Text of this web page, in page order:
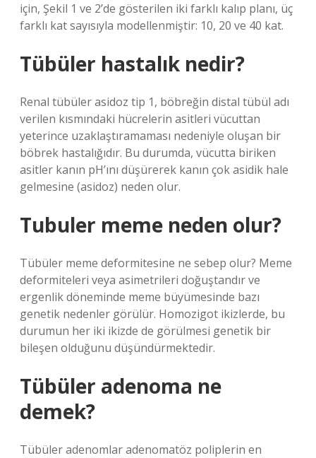
için, Şekil 1 ve 2’de gösterilen iki farklı kalıp planı, üç
farklı kat sayısıyla modellenmiştir: 10, 20 ve 40 kat.
Tübüler hastalık nedir?
Renal tübüler asidoz tip 1, böbreğin distal tübül adı
verilen kısmındaki hücrelerin asitleri vücuttan
yeterince uzaklaştıramaması nedeniyle oluşan bir
böbrek hastalığıdır. Bu durumda, vücutta biriken
asitler kanın pH’ını düşürerek kanın çok asidik hale
gelmesine (asidoz) neden olur.
Tubuler meme neden olur?
Tübüler meme deformitesine ne sebep olur? Meme
deformiteleri veya asimetrileri doğuştandır ve
ergenlik döneminde meme büyümesinde bazı
genetik nedenler görülür. Homozigot ikizlerde, bu
durumun her iki ikizde de görülmesi genetik bir
bileşen olduğunu düşündürmektedir.
Tübüler adenoma ne
demek?
Tübüler adenomlar adenomatöz poliplerin en